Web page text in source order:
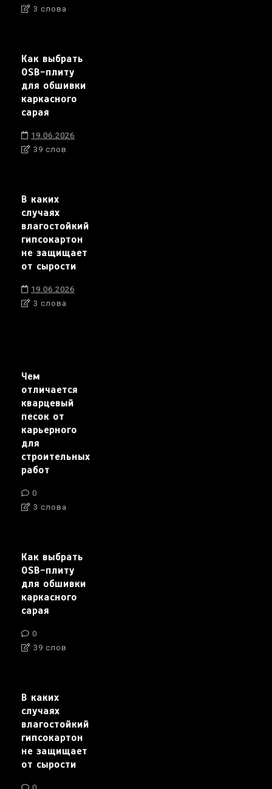
3 слова
Как выбрать
OSB-плиту
для обшивки
каркасного
сарая
19.06.2026
39 слов
В каких
случаях
влагостойкий
гипсокартон
не защищает
от сырости
19.06.2026
3 слова
Чем
отличается
кварцевый
песок от
карьерного
для
строительных
работ
0
3 слова
Как выбрать
OSB-плиту
для обшивки
каркасного
сарая
0
39 слов
В каких
случаях
влагостойкий
гипсокартон
не защищает
от сырости